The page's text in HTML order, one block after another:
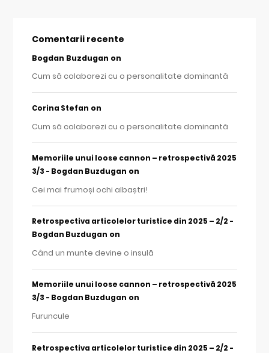
Comentarii recente
Bogdan Buzdugan on
Cum să colaborezi cu o personalitate dominantă
Corina Stefan on
Cum să colaborezi cu o personalitate dominantă
Memoriile unui loose cannon – retrospectivă 2025
3/3 - Bogdan Buzdugan on
Cei mai frumoși ochi albaștri!
Retrospectiva articolelor turistice din 2025 – 2/2 -
Bogdan Buzdugan on
Când un munte devine o insulă
Memoriile unui loose cannon – retrospectivă 2025
3/3 - Bogdan Buzdugan on
Furuncule
Retrospectiva articolelor turistice din 2025 – 2/2 -